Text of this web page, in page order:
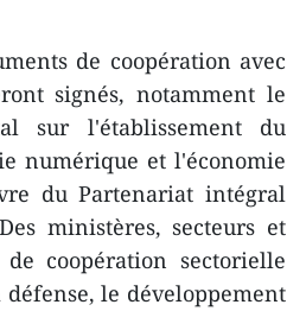
de coopération avec
signés, notamment le
sur l'établissement du
numérique et l'économie
du Partenariat intégral
ministères, secteurs et
coopération sectorielle
le développement